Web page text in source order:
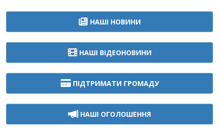
НАШІ НОВИНИ
НАШІ ВІДЕОНОВИНИ
ПІДТРИМАТИ ГРОМАДУ
НАШІ ОГОЛОШЕННЯ